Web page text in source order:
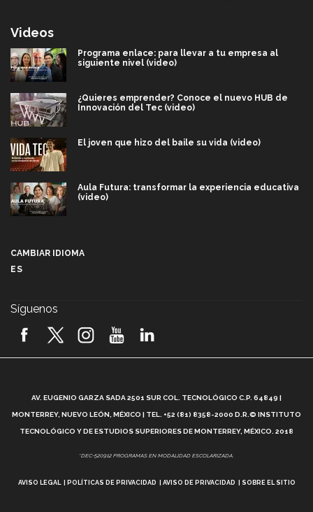
Videos
Programa enlace: para llevar a tu empresa al
siguiente nivel (video)
¿Quieres emprender? Conoce el nuevo HUB de
Innovación del Tec (video)
El joven que hizo del baile su vida (video)
Aula Futura: transformar la experiencia educativa
(video)
2026! (video)
¿Cómo es el Modelo Educativo Tec? (video)
Vida Tec: Feminismo e Inteligencia Artificial, Paola
CAMBIAR IDIOMA
ES
Síguenos
AV. EUGENIO GARZA SADA 2501 SUR COL. TECNOLÓGICO C.P. 64849 |
MONTERREY, NUEVO LEÓN, MÉXICO | TEL. +52 (81) 8358-2000 D.R.© INSTITUTO
TECNOLÓGICO Y DE ESTUDIOS SUPERIORES DE MONTERREY, MÉXICO. 2018
*DEC-520912 PROGRAMAS EN MODALIDAD ESCOLARIZADA.
AVISO LEGAL POLÍTICAS DE PRIVACIDAD AVISO DE PRIVACIDAD SOBRE EL SITIO